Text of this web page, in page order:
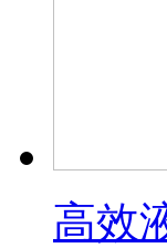
高效